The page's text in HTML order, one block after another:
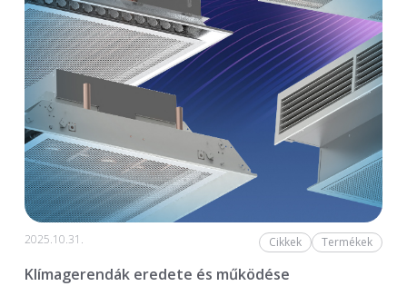
2025.10.31. Cikkek Termékek
Klímagerendák eredete és működése